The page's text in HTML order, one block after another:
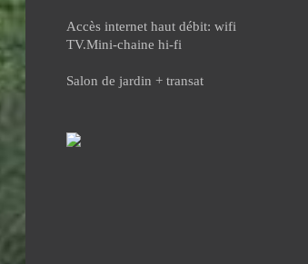
Accès internet haut débit: wifi
TV.Mini-chaine hi-fi
Salon de jardin + transat